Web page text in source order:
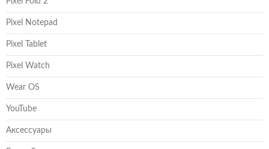
Pixel Notepad
Pixel Tablet
Pixel Watch
Wear OS
YouTube
Аксессуары